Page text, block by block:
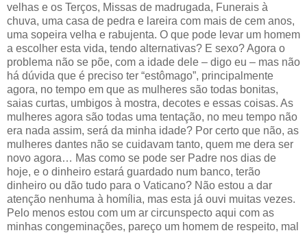
velhas e os Terços, Missas de madrugada, Funerais à
chuva, uma casa de pedra e lareira com mais de cem anos,
uma sopeira velha e rabujenta. O que pode levar um homem
a escolher esta vida, tendo alternativas? E sexo? Agora o
problema não se põe, com a idade dele – digo eu – mas não
há dúvida que é preciso ter “estômago”, principalmente
agora, no tempo em que as mulheres são todas bonitas,
saias curtas, umbigos à mostra, decotes e essas coisas. As
mulheres agora são todas uma tentação, no meu tempo não
era nada assim, será da minha idade? Por certo que não, as
mulheres dantes não se cuidavam tanto, quem me dera ser
novo agora… Mas como se pode ser Padre nos dias de
hoje, e o dinheiro estará guardado num banco, terão
dinheiro ou dão tudo para o Vaticano? Não estou a dar
atenção nenhuma à homília, mas esta já ouvi muitas vezes.
Pelo menos estou com um ar circunspecto aqui com as
minhas congeminações, pareço um homem de respeito, mal